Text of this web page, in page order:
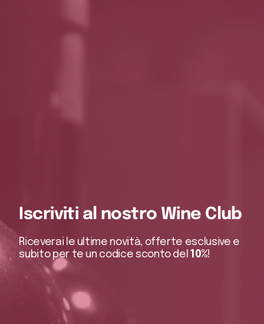
Iscriviti al nostro Wine Club
Riceverai le ultime novità, offerte esclusive e
subito per te un codice sconto del10%!